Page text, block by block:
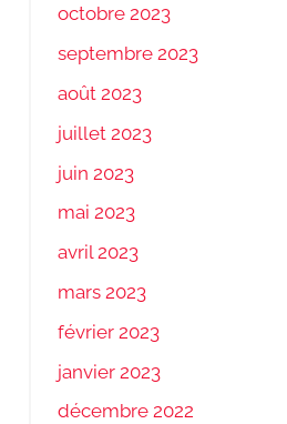
octobre 2023
septembre 2023
août 2023
juillet 2023
juin 2023
mai 2023
avril 2023
mars 2023
février 2023
janvier 2023
décembre 2022